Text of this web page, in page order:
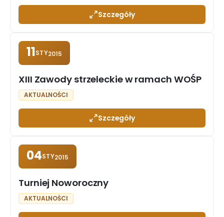
Szczegóły
11STY2015
XIII Zawody strzeleckie w ramach WOŚP
AKTUALNOŚCI
Szczegóły
04STY2015
Turniej Noworoczny
AKTUALNOŚCI